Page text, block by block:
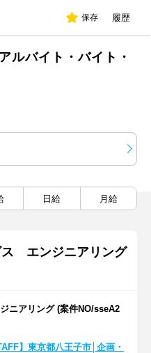
保存 履歴
ルバイト・バイト・
日給 月給
ス エンジニアリング
ニアリング (案件NO/sseA2
】東京都八王子市│企画・